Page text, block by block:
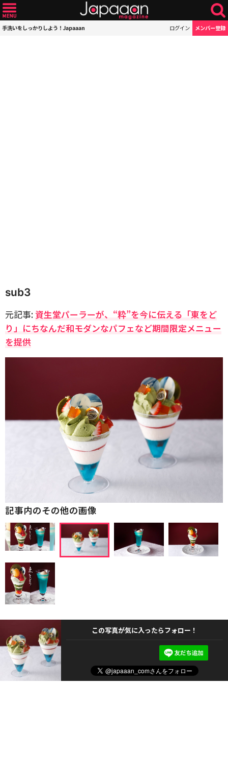
手洗いをしっかりしよう！Japaaan ログイン メンバー登録
sub3
元記事:資生堂パーラーが、“粋”を今に伝える「東をど
り」にちなんだ和モダンなパフェなど期間限定メニュー
を提供
記事内のその他の画像
この写真が気に入ったらフォロー！